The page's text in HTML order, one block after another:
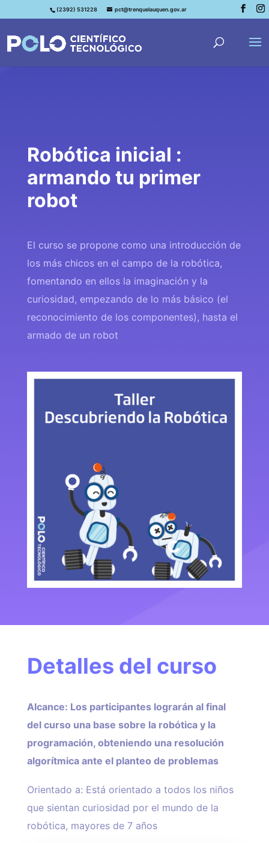
(2392) 531228 pct@trenquelauquen.gov.ar
Robótica inicial :
armando tu primer
robot
El curso se propone como una introducción de
los más chicos en el campo de la robótica,
fomentando en ellos la imaginación y la
curiosidad, empezando de lo más básico (el
reconocimiento de los componentes), hasta el
armado de un robot
Detalles del curso
Alcance: Los participantes lograrán al final
del curso una base sobre la robótica y la
programación, obteniendo una resolución
algorítmica ante el planteo de problemas
Orientado a: Está orientado a todos los niños
que sientan curiosidad por el mundo de la
robótica, mayores de 7 años